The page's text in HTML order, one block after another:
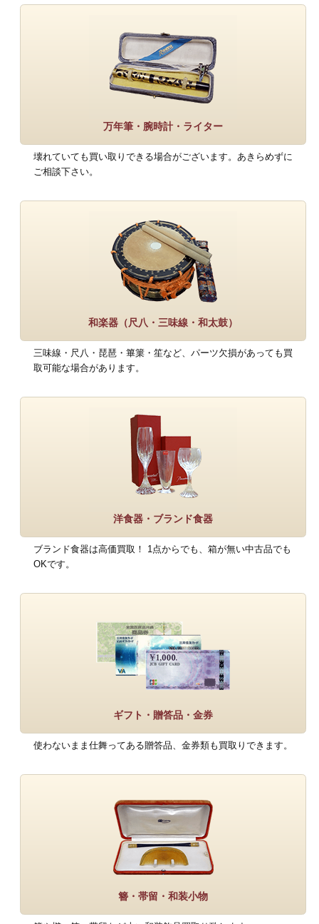
万年筆・腕時計・ライター
壊れていても買い取りできる場合がございます。あきらめずに
ご相談下さい。
和楽器（尺八・三味線・和太鼓）
三味線・尺八・琵琶・篳篥・笙など、パーツ欠損があっても買
取可能な場合があります。
洋食器・ブランド食器
ブランド食器は高価買取！ 1点からでも、箱が無い中古品でも
OKです。
ギフト・贈答品・金券
使わないまま仕舞ってある贈答品、金券類も買取りできます。
簪・帯留・和装小物